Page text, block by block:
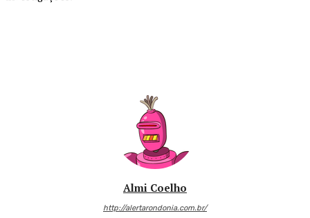
Almi Coelho
http://alertarondonia.com.br/